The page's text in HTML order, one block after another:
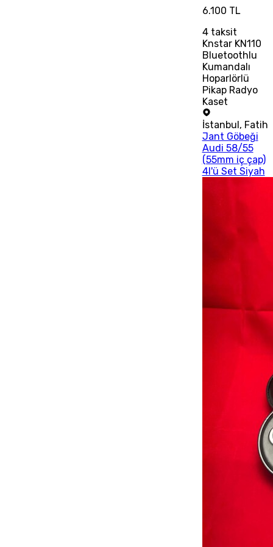
6.100 TL
4taksit
Knstar KN110
Bluetoothlu
Kumandalı
Hoparlörlü
Pikap Radyo
Kaset
İstanbul, Fatih
Jant Göbeği
Audi 58/55
(55mm iç çap)
4l'ü Set Siyah